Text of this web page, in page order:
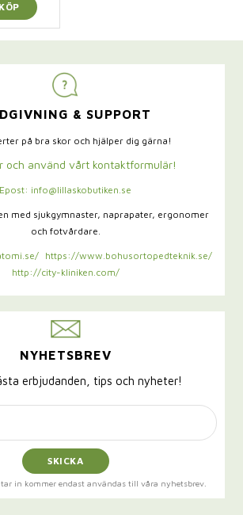
KÖP
& SUPPORT
på bra skor och hjälper dig gärna!
och använd vårt kontaktformulär!
Epost: info@lillaskobutiken.se
med sjukgymnaster, naprapater, ergonomer
och fotvårdare.
https://www.bohusortopedteknik.se/
http://city-kliniken.com/
NYHETSBREV
erbjudanden, tips och nyheter!
SKICKA
in kommer endast användas till våra nyhetsbrev.